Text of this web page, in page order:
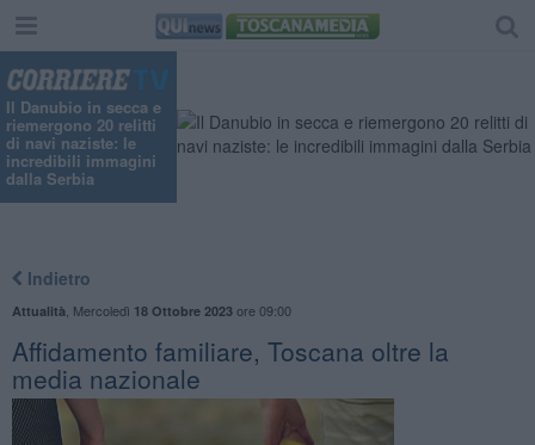
Il Danubio in secca e
riemergono 20 relitti
di navi naziste: le
incredibili immagini
dalla Serbia
Indietro
Attualità Mercoledì 18 Ottobre 2023ore 09:00
Affidamento familiare, Toscana oltre la
media nazionale